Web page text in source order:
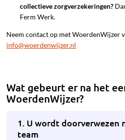
collectieve zorgverzekeringen?
Ferm Werk.
Neem contact op met WoerdenWijzer
info@woerdenwijzer.nl
Wat gebeurt er na het
WoerdenWijzer?
1. U wordt doorverwezen
team